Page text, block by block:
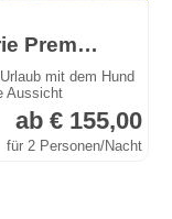
Doppelzimmer Kategorie Premium
mit dem Hund
Aussicht
ab € 155,00
für 2 Personen/Nacht